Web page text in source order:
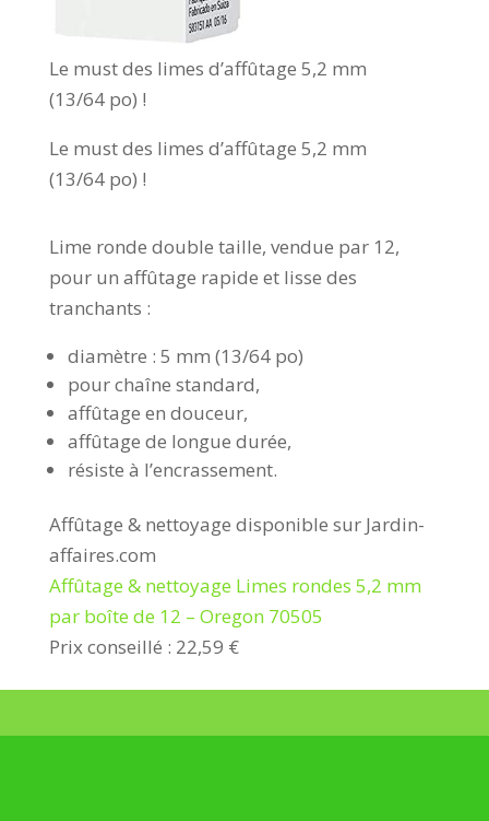
Le must des limes d’affûtage 5,2 mm
(13/64 po) !
Le must des limes d’affûtage 5,2 mm
(13/64 po) !
Lime ronde double taille, vendue par 12,
pour un affûtage rapide et lisse des
tranchants :
diamètre : 5 mm (13/64 po)
pour chaîne standard,
affûtage en douceur,
affûtage de longue durée,
résiste à l’encrassement.
Affûtage & nettoyage disponible sur Jardin-
affaires.com
Affûtage & nettoyage Limes rondes 5,2 mm
par boîte de 12 – Oregon 70505
Prix conseillé : 22,59 €